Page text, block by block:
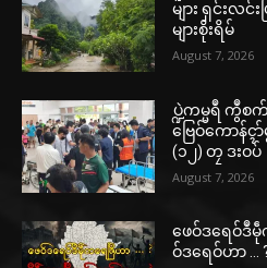
များ ရှင်းလ
များစိုးရိမ်
August 7, 2026
ပ္ဍဲကမ္မရဳ ကွဳစ
ဗြေဝ်ကောန်
(၁၂) တၠ ဒးဝပ်
August 7, 2026
ဖေဝ်ဒရေဝ်ဒဳမဵု
ဝ်ဒရေဝ်ဟာ …